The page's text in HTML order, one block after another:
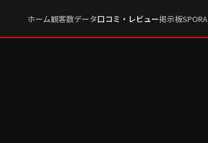
ホーム観客数データ口コミ・レビュー掲示板SPORA